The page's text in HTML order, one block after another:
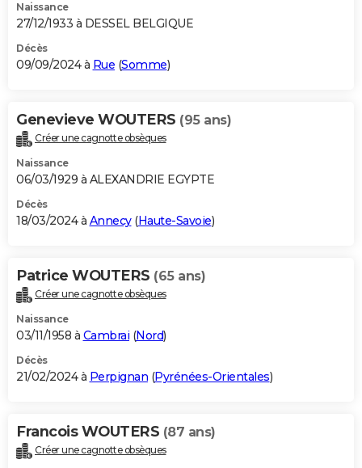
Naissance
27/12/1933 à DESSEL BELGIQUE
Décès
09/09/2024 à Rue (Somme)
Genevieve WOUTERS (95 ans)
Créer une cagnotte obsèques
Naissance
06/03/1929 à ALEXANDRIE EGYPTE
Décès
18/03/2024 à Annecy(Haute-Savoie)
Patrice WOUTERS (65 ans)
Créer une cagnotte obsèques
Naissance
03/11/1958 à Cambrai (Nord)
Décès
21/02/2024 à Perpignan (Pyrénées-Orientales)
Francois WOUTERS (87 ans)
Créer une cagnotte obsèques